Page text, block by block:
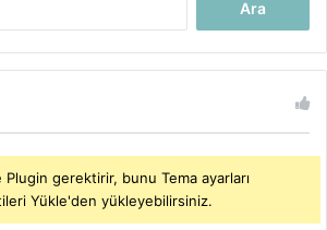
gerektirir, bunu Tema ayarları
Yükle'den yükleyebilirsiniz.